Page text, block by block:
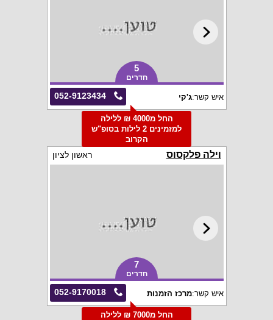
5
חדרים
052-9123434 איש קשר:ג'קי
החל מ4000 ₪ ללילה
למזמינים 2 לילות בסופ"ש
הקרוב
וילה פלקסוס ראשון לציון
7
חדרים
052-9170018 איש קשר:מרכז הזמנות
החל מ7000 ₪ ללילה